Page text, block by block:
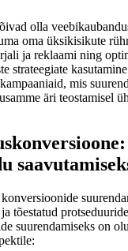
olla
oma üksikisikute
ja reklaami ning
strateegiate
mis
äri teostamisel
tõestatud
suurendamiseks on